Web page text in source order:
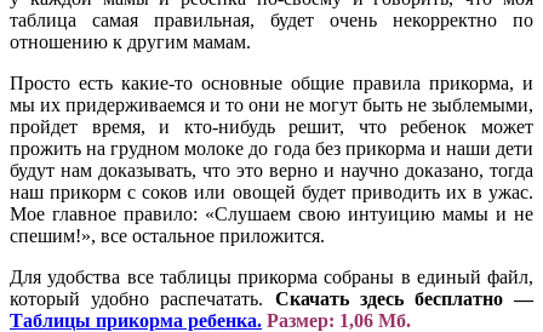
таблица самая правильная, будет очень некорректно по
отношению к другим мамам.
Просто есть какие-то основные общие правила прикорма, и
мы их придерживаемся и то они не могут быть не зыблемыми,
пройдет время, и кто-нибудь решит, что ребенок может
прожить на грудном молоке до года без прикорма и наши дети
будут нам доказывать, что это верно и научно доказано, тогда
наш прикорм с соков или овощей будет приводить их в ужас.
Мое главное правило: «Слушаем свою интуицию мамы и не
спешим!», все остальное приложится.
Для удобства все таблицы прикорма собраны в единый файл,
который удобно распечатать. Скачать здесь бесплатно —
Таблицы прикорма ребенка. Размер: 1,06 Мб.